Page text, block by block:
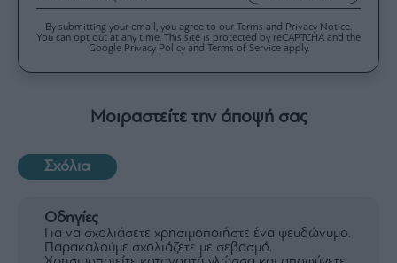
By submitting your email, you agree to our Terms and Privacy Notice.
You can opt out at any time. This site is protected by reCAPTCHA and the
Google Privacy Policy and Terms of Service apply.
Μοιραστείτε την άποψή σας
Σχόλια
Οδηγίες
Για να σχολιάσετε χρησιμοποιήστε ένα ψευδώνυμο.
Παρακαλούμε σχολιάζετε με σεβασμό.